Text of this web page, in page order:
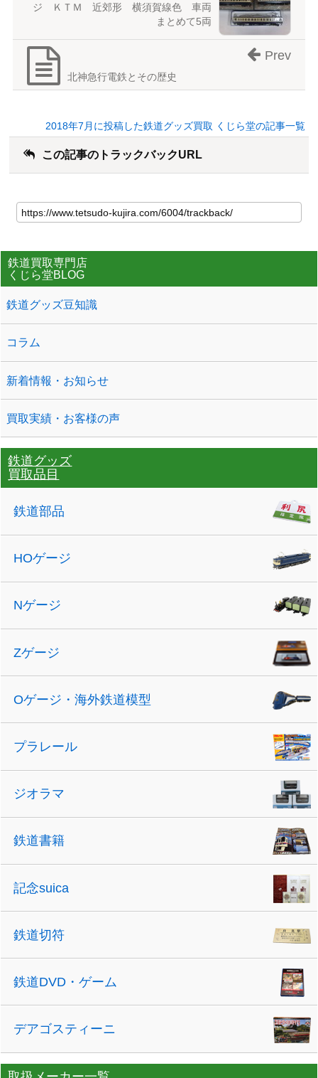
ジ ＫＴＭ 近郊形 横須賀線色 車両
まとめて5両
北神急行電鉄とその歴史
Prev
2018年7月に投稿した鉄道グッズ買取 くじら堂の記事一覧
この記事のトラックバックURL
鉄道買取専門店
くじら堂BLOG
鉄道グッズ豆知識
コラム
新着情報・お知らせ
買取実績・お客様の声
鉄道グッズ
買取品目
鉄道部品
HOゲージ
Nゲージ
Zゲージ
Oゲージ・海外鉄道模型
プラレール
ジオラマ
鉄道書籍
記念suica
鉄道切符
鉄道DVD・ゲーム
デアゴスティーニ